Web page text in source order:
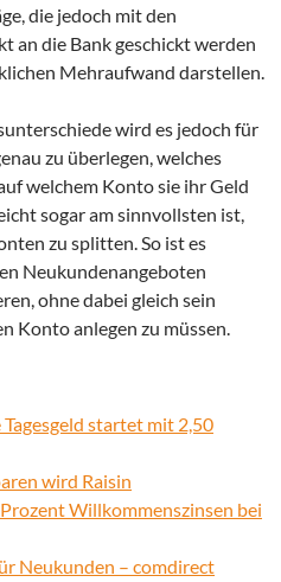
die jedoch mit den
an die Bank geschickt werden
Mehraufwand darstellen.
wird es jedoch für
zu überlegen, welches
welchem Konto sie ihr Geld
sogar am sinnvollsten ist,
zu splitten. So ist es
Neukundenangeboten
ohne dabei gleich sein
Konto anlegen zu müssen.
Tagesgeld startet mit 2,50
wird Raisin
Willkommenszinsen bei
Neukunden – comdirect